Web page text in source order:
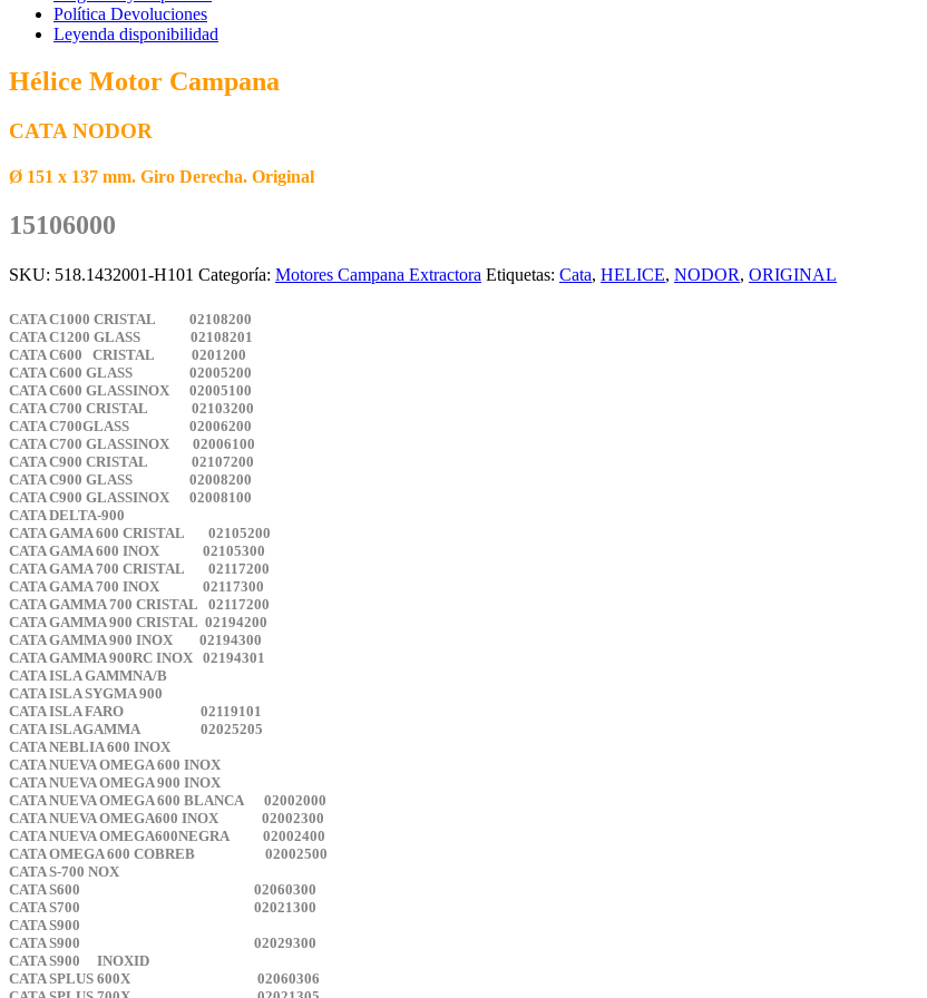
Política Devoluciones
Leyenda disponibilidad
Hélice Motor Campana
CATA NODOR
Ø 151 x 137 mm. Giro Derecha. Original
15106000
SKU: 518.1432001-H101 Categoría: Motores Campana Extractora Etiquetas: Cata, HELICE, NODOR, ORIGINAL
CATA C1000 CRISTAL 02108200
CATA C1200 GLASS 02108201
CATA C600 CRISTAL 0201200
CATA C600 GLASS 02005200
CATA C600 GLASSINOX 02005100
CATA C700 CRISTAL 02103200
CATA C700GLASS 02006200
CATA C700 GLASSINOX 02006100
CATA C900 CRISTAL 02107200
CATA C900 GLASS 02008200
CATA C900 GLASSINOX 02008100
CATA DELTA-900
CATA GAMA 600 CRISTAL 02105200
CATA GAMA 600 INOX 02105300
CATA GAMA 700 CRISTAL 02117200
CATA GAMA 700 INOX 02117300
CATA GAMMA 700 CRISTAL 02117200
CATA GAMMA 900 CRISTAL 02194200
CATA GAMMA 900 INOX 02194300
CATA GAMMA 900RC INOX 02194301
CATA ISLA GAMMNA/B
CATA ISLA SYGMA 900
CATA ISLA FARO 02119101
CATA ISLAGAMMA 02025205
CATA NEBLIA 600 INOX
CATA NUEVA OMEGA 600 INOX
CATA NUEVA OMEGA 900 INOX
CATA NUEVA OMEGA 600 BLANCA 02002000
CATA NUEVA OMEGA600 INOX 02002300
CATA NUEVA OMEGA600NEGRA 02002400
CATA OMEGA 600 COBREB 02002500
CATA S-700 NOX
CATA S600 02060300
CATA S700 02021300
CATA S900
CATA S900 02029300
CATA S900 INOXID
CATA SPLUS 600X 02060306